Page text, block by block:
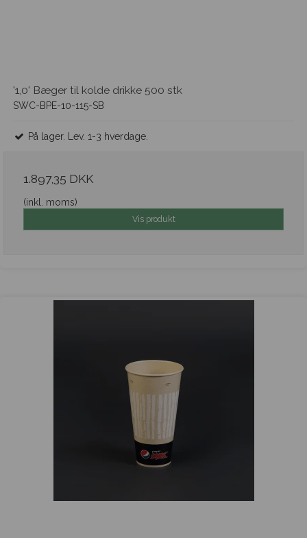
'1,0' Bæger til kolde drikke 500 stk
SWC-BPE-10-115-SB
På lager. Lev. 1-3 hverdage.
1.897,35 DKK
(inkl. moms)
Vis produkt